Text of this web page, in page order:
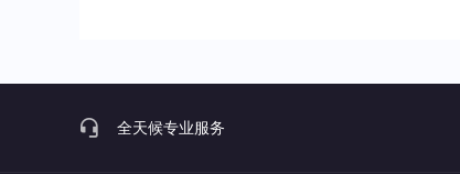
全天候专业服务